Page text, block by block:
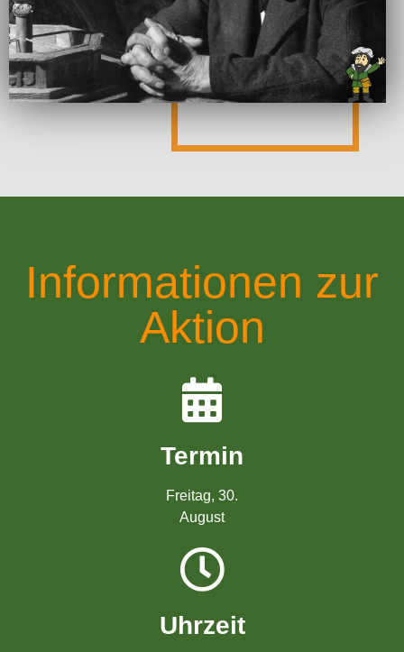
Informationen zur
Aktion
Termin
Freitag, 30.
August
Uhrzeit